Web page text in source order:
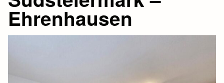
Ehrenhausen